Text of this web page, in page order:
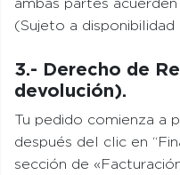
ambas partes
(Sujeto a disponibilidad
3.- Derecho de
devolución).
Tu pedido comienza a
después del clic en
sección de